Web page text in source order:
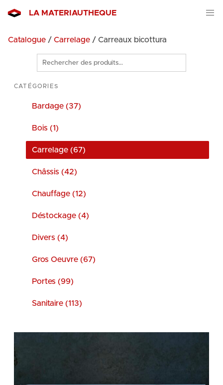
LA MATERIAUTHEQUE
Catalogue / Carrelage / Carreaux bicottura
Rechercher
des
produits
CATÉGORIES
Bardage (37)
Bois (1)
Carrelage (67)
Châssis (42)
Chauffage (12)
Déstockage (4)
Divers (4)
Gros Oeuvre (67)
Portes (99)
Sanitaire (113)